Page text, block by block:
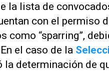
la lista de
con el permiso
como “sparring”,
el caso de la
la determinación de